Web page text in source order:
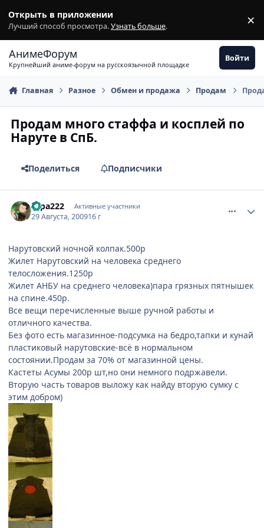
Открыть в приложении
Лучший способ просмотра.Узнать больше. ×
АнимеФорум
Крупнейший аниме-форум на русскоязычной площадке
Войти
Главная Разное Обмен и продажа Продам
Продам много стаффа и косплей по
Наруте в СпБ.
Поделиться Подписчики
sapa222 Активные участники
29 Августа, 200916 г
Нарутовский ночной колпак.500р
Жилет Нарутовский на человека среднего
телосложения.1250р
Жилет АНБУ на среднего человека)пара грязных пятнышек
на спине.450р.
Все вещи перечисленные выше ручной работы и
отличного качества.
Без фото есть магазинное-подсумка на бедро,тапки и кунай
пластиковый нарутовские-всё в нормальном
состоянии.Продам за 70% от магазинной цены.
Кастеты Асумы 200р шт,но они немного подржавели.
Вторую часть товаров выложу как найду вторую сумку с
этим добром)